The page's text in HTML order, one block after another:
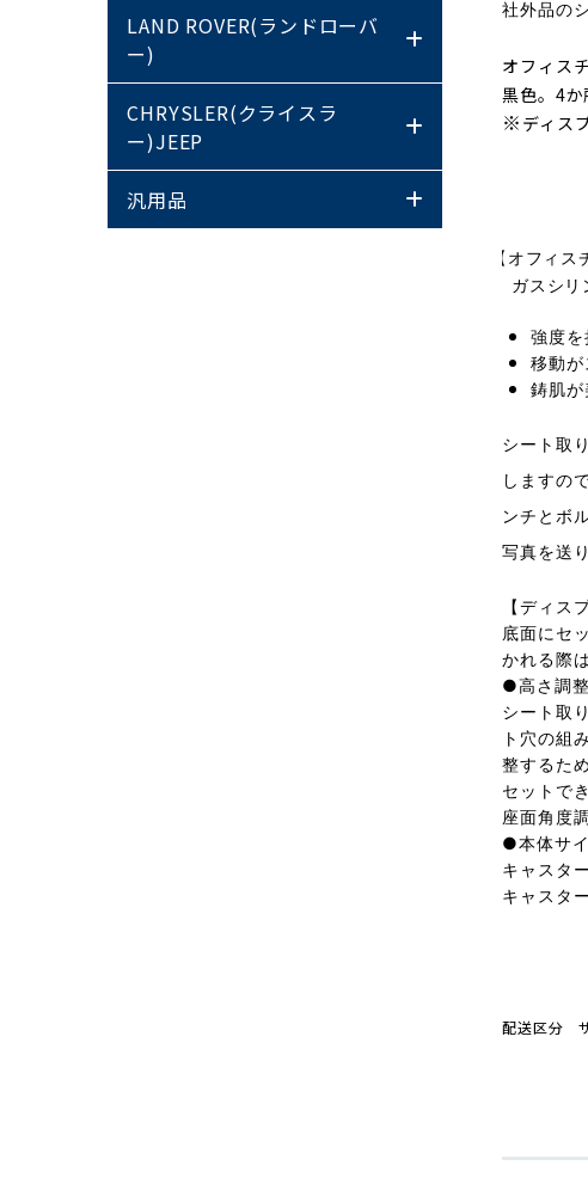
社外品の
オフィス
黒色。4か
※ ディス
【 【オフィス
ガスシリ
強度
移動が
鋳肌
シート取
しますので
ンチとボ
写真を送
【ディス
底面にセ
かれる際
●高さ調整
シート取
ト穴の組
整するた
セットで
座面角度
●本体サ
キャスタ
キャスタ
配送区分
LAND ROVER(ランドローバ
ー)
CHRYSLER(クライスラ
ー)JEEP
汎用品